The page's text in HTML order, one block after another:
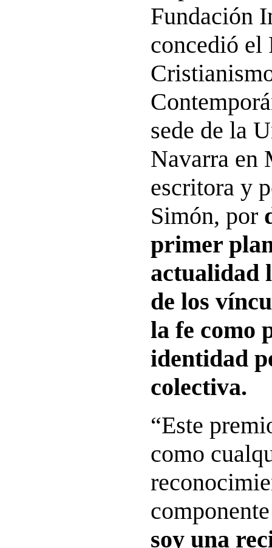
Fundación
concedió el
sede de la
Navarra en
escritora y
Simón, por
primer
actualidad
de los
la fe como
identidad
colectiva.
“Este
como
soy una